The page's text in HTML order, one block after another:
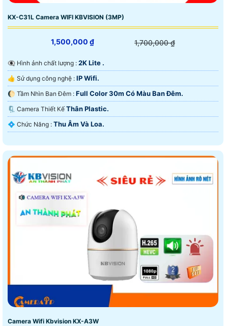
KX-C31L Camera WIFI KBVISION (3MP)
1,500,000 ₫ 1,700,000 ₫
👁️‍🗨 Hình ảnh chất lượng : 2K Lite .
👍 Sử dụng công nghệ : IP Wifi.
🌔 Tầm Nhìn Ban Đêm : Full Color 30m Có Màu Ban Ðêm.
🗜️ Camera Thiết Kế Thân Plastic.
️💠 Chức Năng : Thu Âm Và Loa.
Camera Wifi Kbvision KX-A3W